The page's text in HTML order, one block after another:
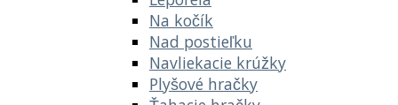
Na kočík
Nad postieľku
Navliekacie krúžky
Plyšové hračky